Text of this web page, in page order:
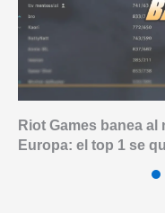
Riot Games banea
Europa: el top 1 se